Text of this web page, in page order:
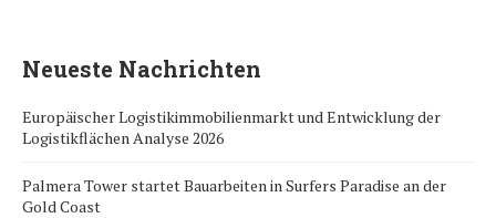
Neueste Nachrichten
Europäischer Logistikimmobilienmarkt und Entwicklung der
Logistikflächen Analyse 2026
Palmera Tower startet Bauarbeiten in Surfers Paradise an der
Gold Coast